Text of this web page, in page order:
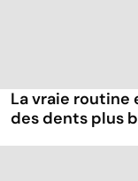
La vraie routine
des dents plus